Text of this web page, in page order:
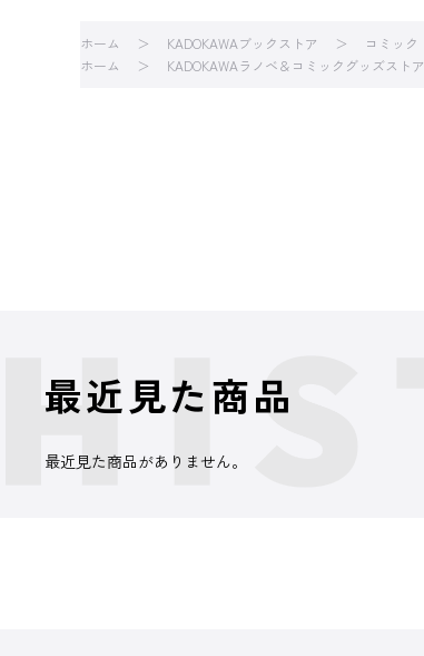
ホーム KADOKAWAブックストア コミック
ホーム
KADOKAWAラノベ＆コミックグッズストア
最近見た商品
最近見た商品がありません。